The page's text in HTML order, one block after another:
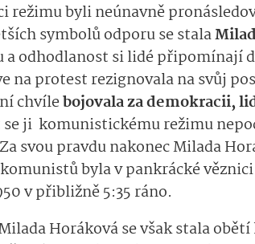
režimu byli neúnavně
symbolů odporu se stala
a odhodlanost si lidé připomínají
na protest rezignovala na svůj
chvílebojovala za demokracii,
ji komunistickému režimu
svou pravdu nakonec Milada
byla v pankrácké
v přibližně 5:35 ráno.
Horáková se však stala